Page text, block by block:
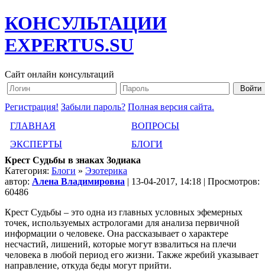
КОНСУЛЬТАЦИИ
EXPERTUS.SU
Сайт онлайн консультаций
Регистрация! Забыли пароль? Полная версия сайта.
ГЛАВНАЯ
ВОПРОСЫ
ЭКСПЕРТЫ
БЛОГИ
Крест Судьбы в знаках Зодиака
Категория: Блоги » Эзотерика
автор: Алена Владимировна | 13-04-2017, 14:18 | Просмотров:
60486
Крест Судьбы – это одна из главных условных эфемерных
точек, используемых астрологами для анализа первичной
информации о человеке. Она рассказывает о характере
несчастий, лишений, которые могут взвалиться на плечи
человека в любой период его жизни. Также жребий указывает
направление, откуда беды могут прийти.